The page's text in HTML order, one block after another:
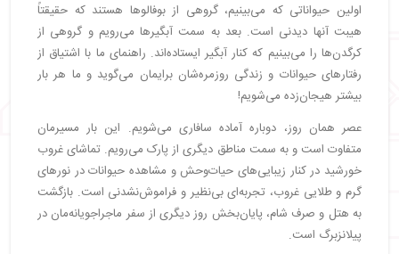
اولین حیواناتی که می‌بینیم، گروهی از بوفالوها هستند که حقیقتاً
هیبت آنها دیدنی است. بعد به سمت آبگیرها می‌رویم و گروهی از
کرگدن‌ها را می‌بینیم که کنار آبگیر ایستاده‌اند. راهنمای ما با اشتیاق از
رفتارهای حیوانات و زندگی روزمره‌شان برایمان می‌گوید و ما هر بار
بیشتر هیجان‌زده می‌شویم!
عصر همان روز، دوباره آماده سافاری می‌شویم. این بار مسیرمان
متفاوت است و به سمت مناطق دیگری از پارک می‌رویم. تماشای غروب
خورشید در کنار زیبایی‌های حیات‌وحش و مشاهده حیوانات در نورهای
گرم و طلایی غروب، تجربه‌ای بی‌نظیر و فراموش‌نشدنی است. بازگشت
به هتل و صرف شام، پایان‌بخش روز دیگری از سفر ماجراجویانه‌مان در
پیلانزبرگ است.